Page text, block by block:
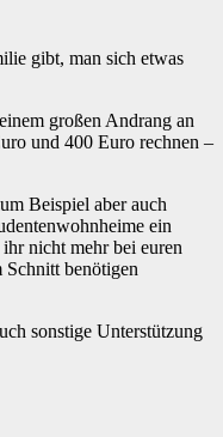
großen Andrang an
und 400 Euro rechnen –
Beispiel aber auch
ein
nicht mehr bei euren
benötigen
sonstige Unterstützung